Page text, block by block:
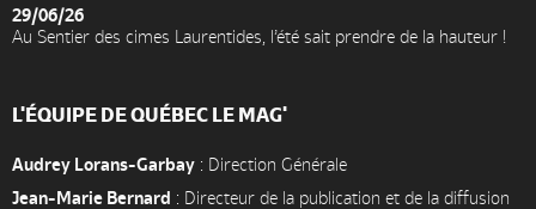
29/06/26
Au Sentier des cimes Laurentides, l’été sait prendre de la hauteur !
L'ÉQUIPE DE QUÉBEC LE MAG'
Audrey Lorans-Garbay : Direction Générale
Jean-Marie Bernard : Directeur de la publication et de la diffusion